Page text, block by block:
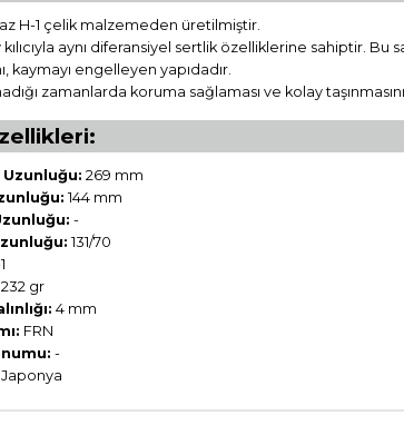
H-1 çelik malzemeden üretilmiştir.
kılıcıyla aynı diferansiyel sertlik özelliklerine sahiptir.
kaymayı engelleyen yapıdadır.
zamanlarda koruma sağlaması ve kolay
269 mm
144 mm
-
131/70
232 gr
4 mm
FRN
-
Japonya